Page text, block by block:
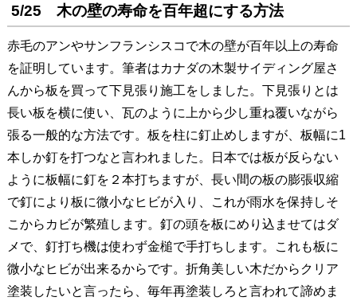
5/25 木の壁の寿命を百年超にする方法
赤毛のアンやサンフランシスコで木の壁が百年以上の寿命
を証明しています。筆者はカナダの木製サイディング屋さ
んから板を買って下見張り施工をしました。下見張りとは
長い板を横に使い、瓦のように上から少し重ね覆いながら
張る一般的な方法です。板を柱に釘止めしますが、板幅に1
本しか釘を打つなと言われました。日本では板が反らない
ように板幅に釘を２本打ちますが、長い間の板の膨張収縮
で釘により板に微小なヒビが入り、これが雨水を保持しそ
こからカビが繁殖します。釘の頭を板にめり込ませてはダ
メで、釘打ち機は使わず金槌で手打ちします。これも板に
微小なヒビが出来るからです。折角美しい木だからクリア
塗装したいと言ったら、毎年再塗装しろと言われて諦めま